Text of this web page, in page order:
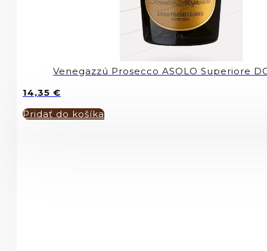
Venegazzú Prosecco ASOLO Superiore
14,35 €
Pridať do košíka